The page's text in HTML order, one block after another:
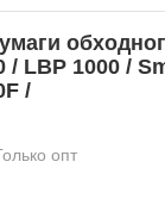
/ LBP 1000 /
/
опт